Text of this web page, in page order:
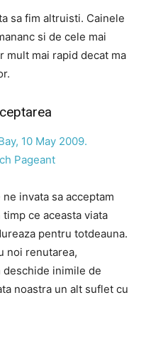
sa fim altruisti. Cainele
si de cele mai
mult mai rapid decat ma
invata sa acceptam
ce aceasta viata
pentru totdeauna.
noi renutarea,
inimile de
noastra un alt suflet cu